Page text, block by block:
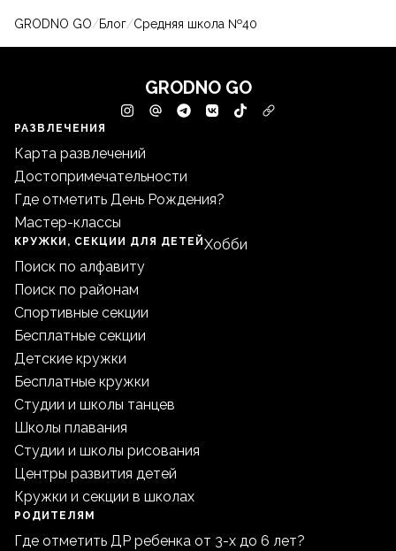
GRODNO GO/Блог/Средняя школа №40
GRODNO GO
РАЗВЛЕЧЕНИЯ
Карта развлечений
Достопримечательности
Где отметить День Рождения?
Мастер-классы
КРУЖКИ, СЕКЦИИ ДЛЯ ДЕТЕЙ
Поиск по алфавиту
Поиск по районам
Спортивные секции
Бесплатные секции
Детские кружки
Бесплатные кружки
Студии и школы танцев
Школы плавания
Студии и школы рисования
Центры развития детей
Кружки и секции в школах
Хобби
РОДИТЕЛЯМ
Где отметить ДР ребенка от 3-х до 6 лет?